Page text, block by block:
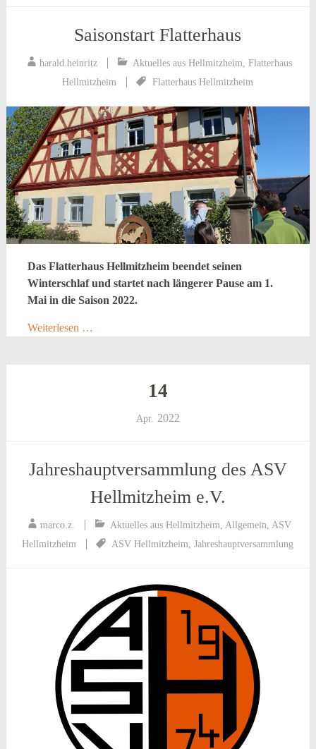
Saisonstart Flatterhaus
harald.heinritz Aktuelles aus Hellmitzheim, Flatterhaus
Hellmitzheim
Flatterhaus Hellmitzheim
Das Flatterhaus Hellmitzheim beendet seinen
Winterschlaf und startet nach längerer Pause am 1.
Mai in die Saison 2022.
Weiterlesen …
14
Apr. 2022
Jahreshauptversammlung des ASV
Hellmitzheim e.V.
marco.z. Aktuelles aus Hellmitzheim Allgemein ASV
Hellmitzheim
ASV Hellmitzheim ,Jahreshauptversammlung